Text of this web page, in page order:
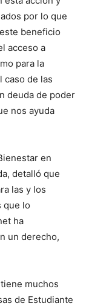
por lo que
beneficio
acceso a
para la
caso de las
deuda de poder
nos ayuda
en
detalló que
las y los
que lo
ha
un derecho,
muchos
de Estudiante